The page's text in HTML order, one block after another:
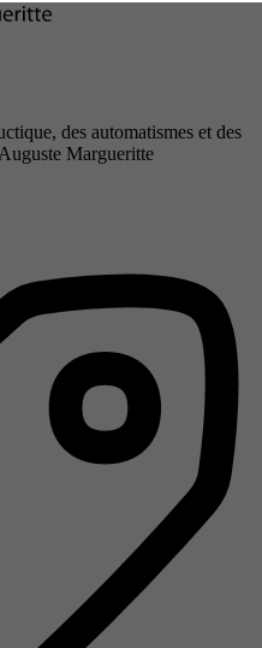
des automatismes et des
Margueritte